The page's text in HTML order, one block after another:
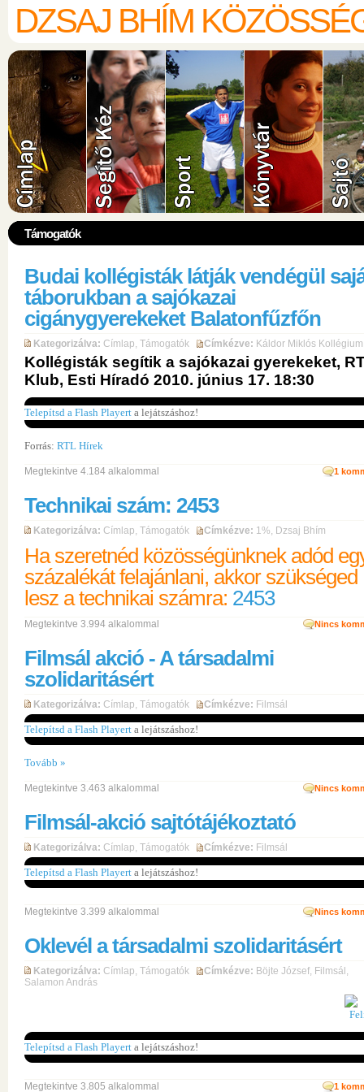
DZSAJ BHÍM
Támogatók
Budai kollégisták látják vendégül
táborukban a sajókazai
cigánygyerekeket Balatonfűzfőn
Kategorizálva: Címlap, Támogatók Címkézve: Káldor Miklós Kollégium
Kollégisták segítik a sajókazai gyerekeket,
Klub, Esti Híradó 2010. június 17. 18:30
Telepítsd a Flash Playert a lejátszáshoz!
Forrás: RTL Hírek
1
Megtekintve 4.184 alkalommal
Technikai szám: 2453
Kategorizálva: Címlap, Támogatók Címkézve: 1%, Dzsaj Bhím
Ha szeretnéd közösségünknek adód
százalékát felajánlani, akkor szükséged
lesz a technikai számra: 2453
Nincs
Megtekintve 3.994 alkalommal
Filmsál akció - A társadalmi
szolidaritásért
Kategorizálva: Címlap, Támogatók Címkézve: Filmsál
Telepítsd a Flash Playert a lejátszáshoz!
Tovább »
Nincs
Megtekintve 3.463 alkalommal
Filmsál-akció sajtótájékoztató
Kategorizálva: Címlap, Támogatók Címkézve: Filmsál
Telepítsd a Flash Playert a lejátszáshoz!
Nincs
Megtekintve 3.399 alkalommal
Oklevél a társadalmi szolidaritásért
Kategorizálva: Címlap, Támogatók Címkézve: Böjte József, Filmsál ,
Salamon András
Telepítsd a Flash Playert a lejátszáshoz!
1
Megtekintve 3.805 alkalommal